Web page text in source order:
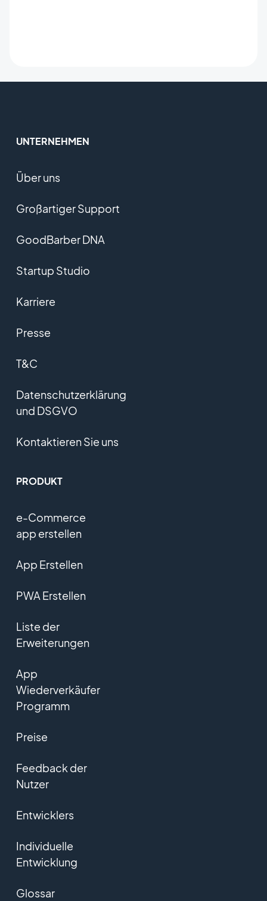
UNTERNEHMEN
Über uns
Großartiger Support
GoodBarber DNA
Startup Studio
Karriere
Presse
T&C
Datenschutzerklärung
und DSGVO
Kontaktieren Sie uns
PRODUKT
e-Commerce
app erstellen
App Erstellen
PWA Erstellen
Liste der
Erweiterungen
App
Wiederverkäufer
Programm
Preise
Feedback der
Nutzer
Entwicklers
Individuelle
Entwicklung
Glossar